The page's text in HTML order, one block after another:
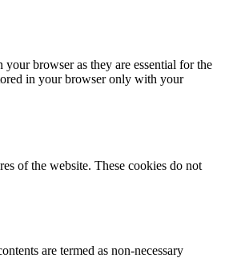
browser as they are essential for the
in your browser only with your
of the website. These cookies do not
are termed as non-necessary